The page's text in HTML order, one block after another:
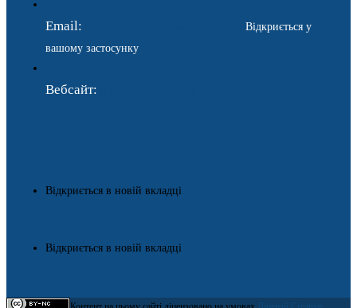
Email:
Відкриється у
вашому застосунку
Вебсайт:
Відкриється в новій вкладці
Відкриється в новій вкладці